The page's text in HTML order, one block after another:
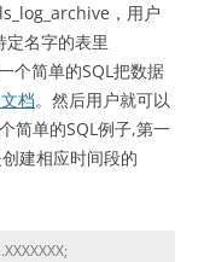
，用户
定名字的表里
个简单的SQL把数据
档。然后用户就可以
简单的SQL例子,第一
建相应时间段的